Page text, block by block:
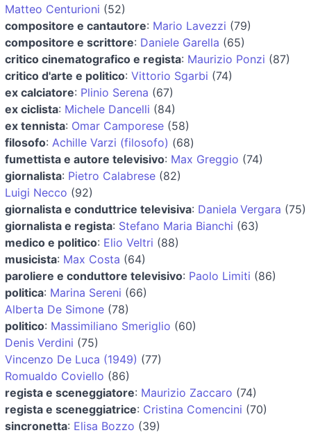
Matteo Centurioni (52)
compositore e cantautore: Mario Lavezzi (79)
compositore e scrittore: Daniele Garella (65)
critico cinematografico e regista: Maurizio Ponzi (87)
critico d'arte e politico: Vittorio Sgarbi (74)
ex calciatore: Plinio Serena (67)
ex ciclista: Michele Dancelli (84)
ex tennista: Omar Camporese (58)
filosofo: Achille Varzi (filosofo) (68)
fumettista e autore televisivo: Max Greggio (74)
giornalista: Pietro Calabrese (82)
Luigi Necco (92)
giornalista e conduttrice televisiva: Daniela Vergara (75)
giornalista e regista: Stefano Maria Bianchi (63)
medico e politico: Elio Veltri (88)
musicista: Max Costa (64)
paroliere e conduttore televisivo: Paolo Limiti (86)
politica: Marina Sereni (66)
Alberta De Simone (78)
politico: Massimiliano Smeriglio (60)
Denis Verdini (75)
Vincenzo De Luca (1949) (77)
Romualdo Coviello (86)
regista e sceneggiatore: Maurizio Zaccaro (74)
regista e sceneggiatrice: Cristina Comencini (70)
sincronetta: Elisa Bozzo (39)